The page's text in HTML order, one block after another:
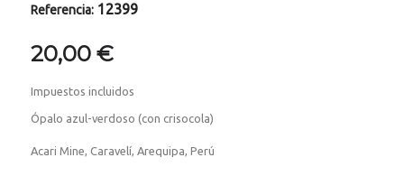
Referencia: 12399
20,00 €
Impuestos incluidos
Ópalo azul-verdoso (con crisocola)
Acari Mine, Caravelí, Arequipa, Perú